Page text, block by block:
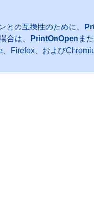
との互換性のために、
合は、
PrintOnOpen ま
Firefox、および